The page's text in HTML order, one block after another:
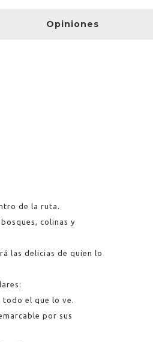
Opiniones
de la ruta.
colinas y
las delicias de quien lo
todo el que lo ve.
por sus